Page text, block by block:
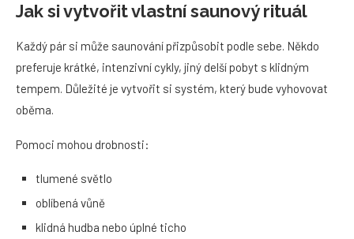
Jak si vytvořit vlastní saunový rituál
Každý pár si může saunování přizpůsobit podle sebe. Někdo
preferuje krátké, intenzivní cykly, jiný delší pobyt s klidným
tempem. Důležité je vytvořit si systém, který bude vyhovovat
oběma.
Pomoci mohou drobnosti:
tlumené světlo
oblíbená vůně
klidná hudba nebo úplné ticho